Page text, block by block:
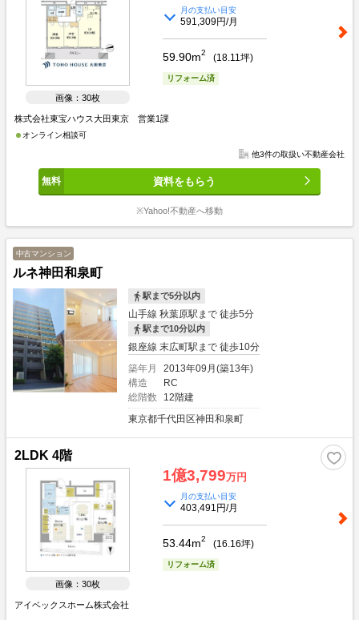
画像：30枚
月の支払い目安
591,309円/月
59.90m2 (18.11坪)
リフォーム済
株式会社東宝ハウス大田東京 営業1課
オンライン相談可
他3件の取扱い不動産会社
資料をもらう
※Yahoo!不動産へ移動
中古マンション
ルネ神田和泉町
駅まで5分以内
山手線 秋葉原駅まで 徒歩5分
駅まで10分以内
銀座線 末広町駅まで 徒歩10分
築年月
2013年09月(築13年)
構造
RC
総階数
12階建
東京都千代田区神田和泉町
2LDK 4階
画像：30枚
1億3,799万円
月の支払い目安
403,491円/月
53.44m2 (16.16坪)
リフォーム済
アイベックスホーム株式会社